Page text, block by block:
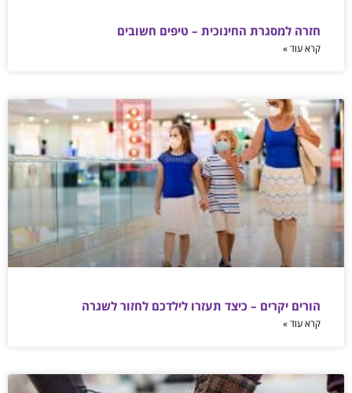
חזרה למסגרת החינוכית – טיפים חשובים
קרא עוד »
הורים יקרים – כיצד תעזרו לילדכם לחזור לשגרה
קרא עוד »